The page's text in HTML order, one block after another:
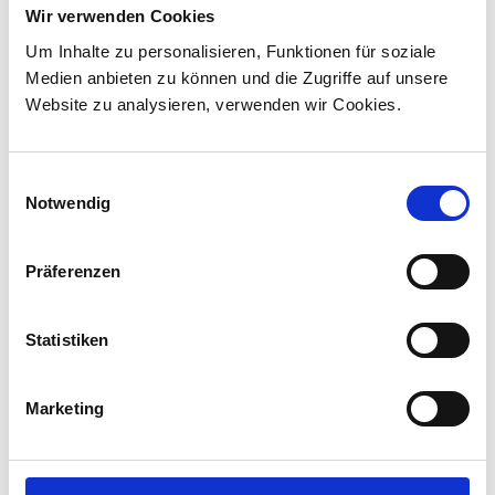
Wir verwenden Cookies
Um Inhalte zu personalisieren, Funktionen für soziale
Medien anbieten zu können und die Zugriffe auf unsere
Website zu analysieren, verwenden wir Cookies.
Notwendig
Präferenzen
Statistiken
Marketing
unterzeichnet und sich damit den ersten
Lokomotivauftrag in Kanada ...
30.07.2026